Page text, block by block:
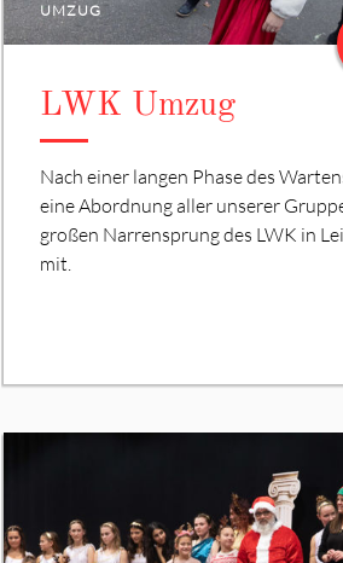
UMZUG
LWK Umzug
Nach einer langen Phase des
eine Abordnung aller unserer
großen Narrensprung des LWK in
mit.